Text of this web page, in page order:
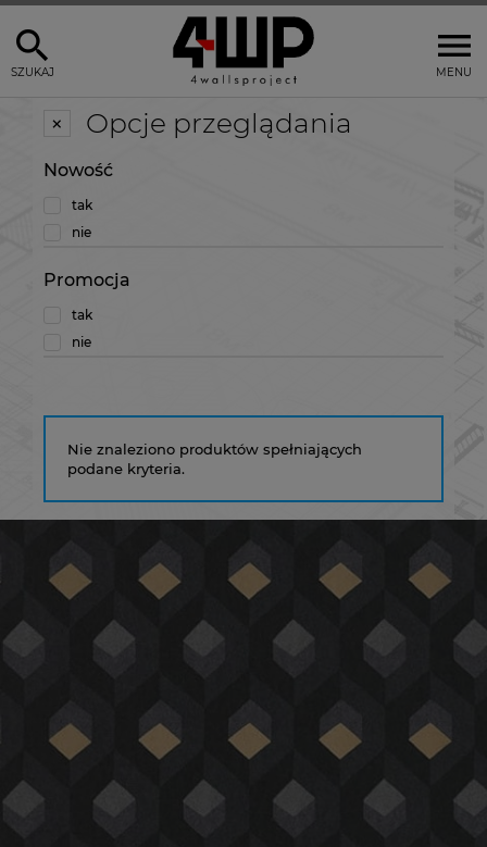
MENU
SZUKAJ
Opcje przeglądania
Nowość
tak
nie
Promocja
tak
nie
Nie znaleziono produktów spełniających
podane kryteria.